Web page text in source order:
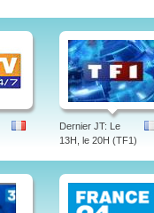
Dernier JT: Le
13H, le 20H (TF1)